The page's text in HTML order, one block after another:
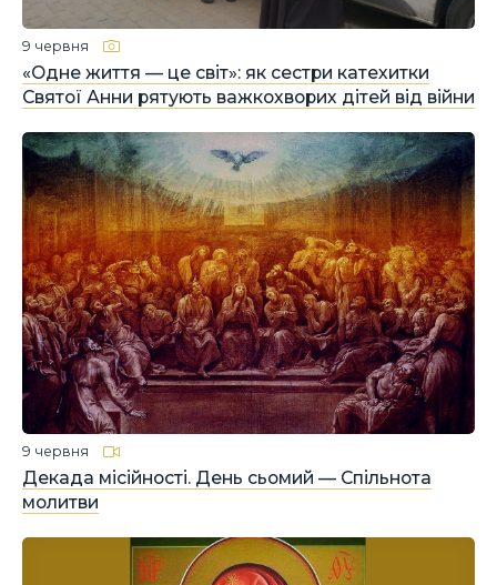
«Одне життя — це світ»: як сестри катехитки
Святої Анни рятують важкохворих дітей від війни
9 червня
Декада місійності. День сьомий — Спільнота
молитви
9 червня